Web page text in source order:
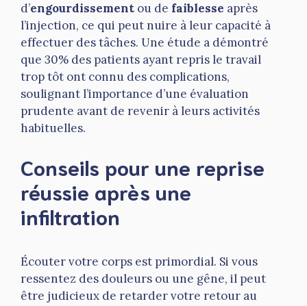
d’engourdissement ou de faiblesse après
l’injection, ce qui peut nuire à leur capacité à
effectuer des tâches. Une étude a démontré
que 30% des patients ayant repris le travail
trop tôt ont connu des complications,
soulignant l’importance d’une évaluation
prudente avant de revenir à leurs activités
habituelles.
Conseils pour une reprise
réussie après une
infiltration
Écouter votre corps est primordial. Si vous
ressentez des douleurs ou une gêne, il peut
être judicieux de retarder votre retour au